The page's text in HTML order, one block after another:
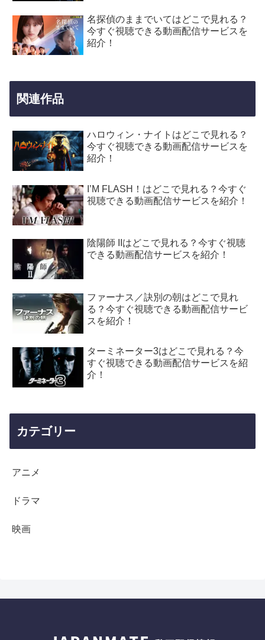
名探偵のままでいてはどこで見れる？
今すぐ視聴できる動画配信サービスを
紹介！
関連作品
ハロウィン・ナイトはどこで見れる？
今すぐ視聴できる動画配信サービスを
紹介！
I’M FLASH！はどこで見れる？今すぐ
視聴できる動画配信サービスを紹介！
陰陽師 IIはどこで見れる？今すぐ視聴
できる動画配信サービスを紹介！
ファーナス／訣別の朝はどこで見れ
る？今すぐ視聴できる動画配信サービ
スを紹介！
ターミネーター3はどこで見れる？今
すぐ視聴できる動画配信サービスを紹
介！
カテゴリー
アニメ
ドラマ
映画